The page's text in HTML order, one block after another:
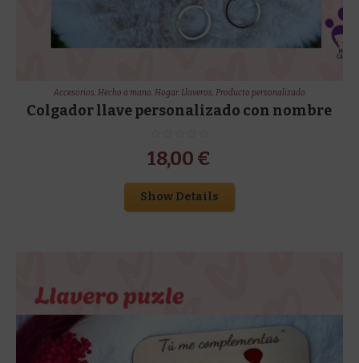
Accesorios, Hecho a mano, Hogar, Llaveros, Producto personalizado
Colgador llave personalizado con nombre
18,00 €
Show Details